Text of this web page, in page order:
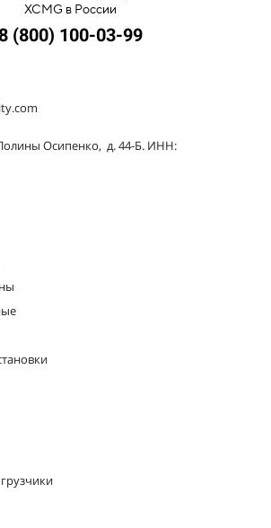
XCMG в России
8 (800) 100-03-99
Осипенко, д. 44-Б. ИНН: